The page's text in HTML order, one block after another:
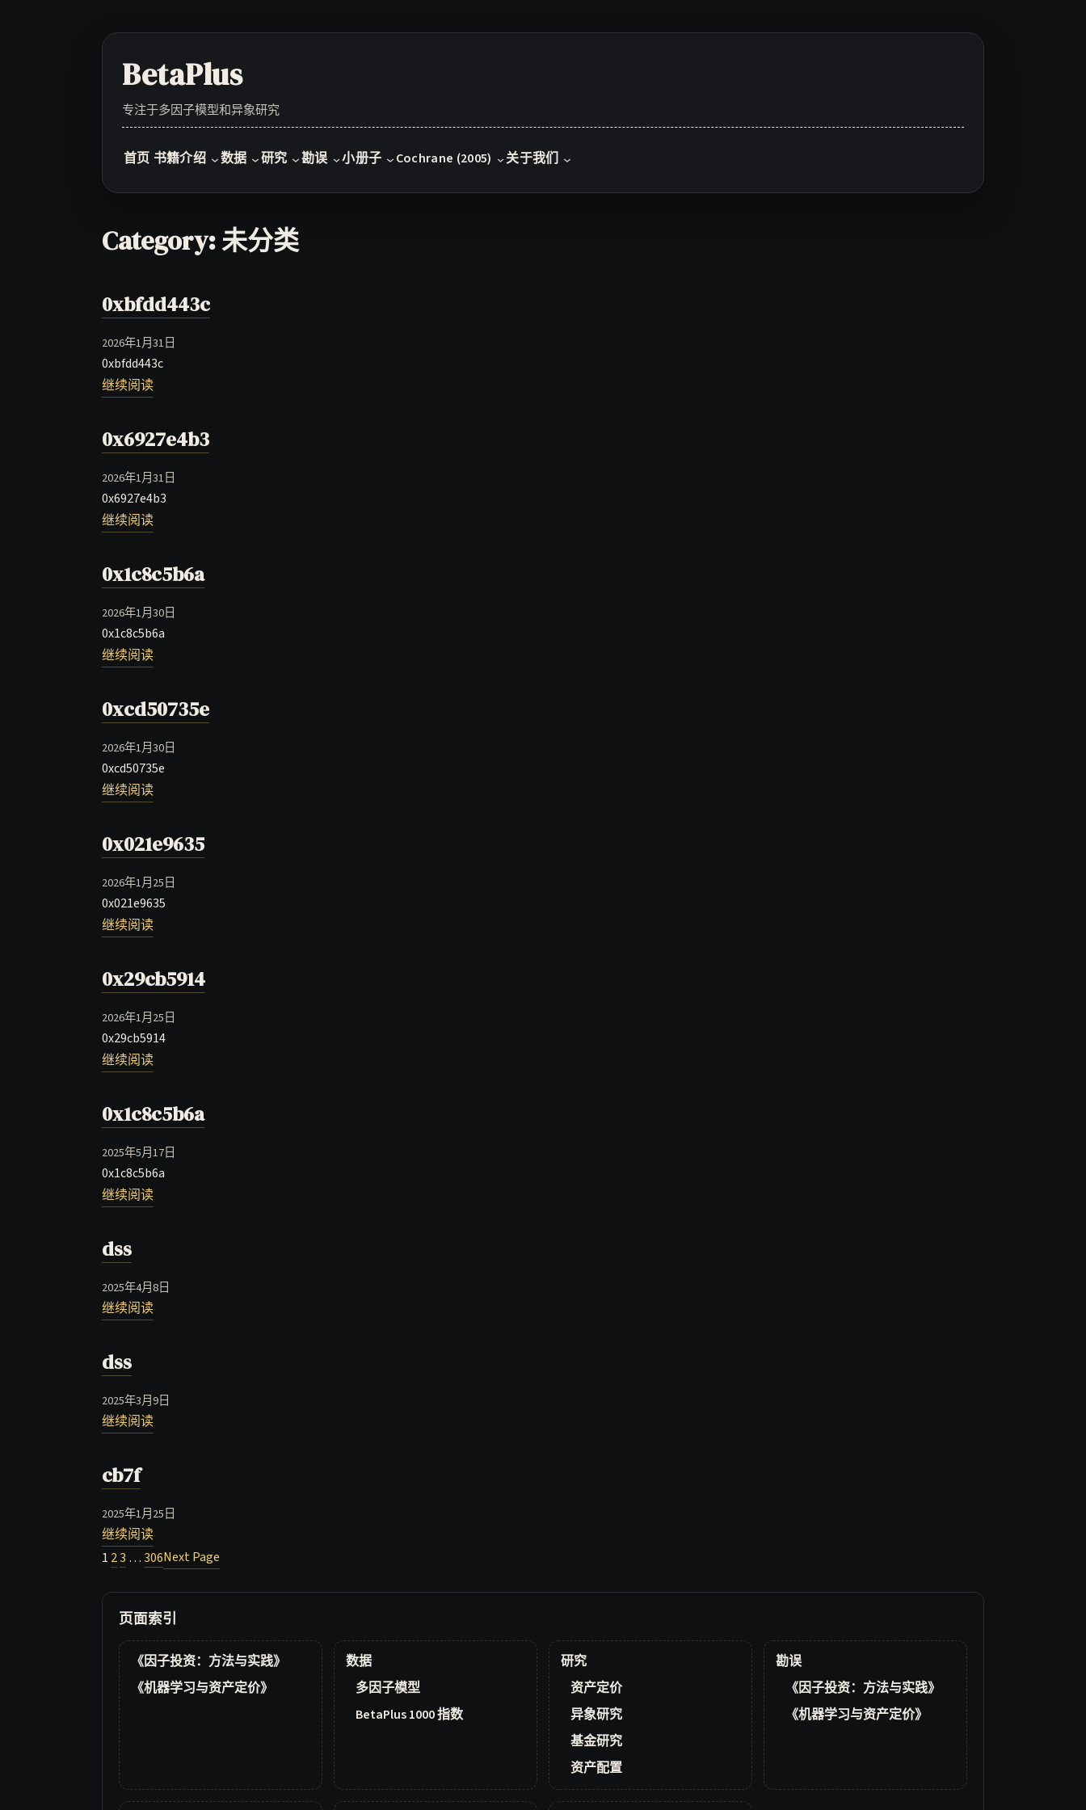
BetaPlus
专注于多因子模型和异象研究
首页 书籍介绍 数据 研究 勘误 小册子 Cochrane (2005) 关于我们
Category:未分类
0xbfdd443c
2026年1月31日
0xbfdd443c
继续阅读
0x6927e4b3
2026年1月31日
0x6927e4b3
继续阅读
0x1c8c5b6a
2026年1月30日
0x1c8c5b6a
继续阅读
0xcd50735e
2026年1月30日
0xcd50735e
继续阅读
0x021e9635
2026年1月25日
0x021e9635
继续阅读
0x29cb5914
2026年1月25日
0x29cb5914
继续阅读
0x1c8c5b6a
2025年5月17日
0x1c8c5b6a
继续阅读
dss
2025年4月8日
继续阅读
dss
2025年3月9日
继续阅读
cb7f
2025年1月25日
继续阅读
1 23 …306Next Page
页面索引
《因子投资：方法与实践》
《机器学习与资产定价》
数据
多因子模型
BetaPlus 1000 指数
研究
资产定价
异象研究
基金研究
资产配置
勘误
《因子投资：方法与实践》
《机器学习与资产定价》